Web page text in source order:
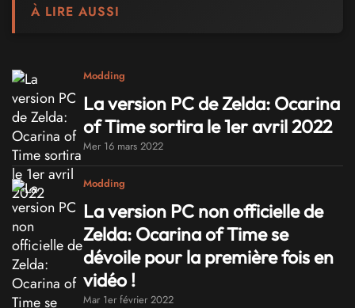
À LIRE AUSSI
Modding
La version PC de Zelda: Ocarina
of Time sortira le 1er avril 2022
Mer 16 mars 2022
Modding
La version PC non officielle de
Zelda: Ocarina of Time se
dévoile pour la première fois en
vidéo !
Mar 1er février 2022